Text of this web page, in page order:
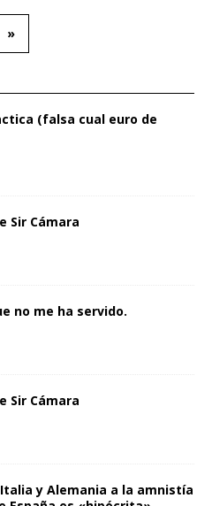
»
(falsa cual euro de
Sir Cámara
no me ha servido.
Sir Cámara
y Alemania a la amnistía